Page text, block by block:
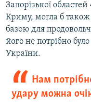
Запорізької
Криму, могла б
базою для
його не потрібно було
України.
Нам
удару можна